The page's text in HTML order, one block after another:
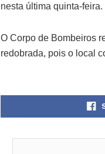
nesta última quinta-feira.
O Corpo de Bombeiros
redobrada, pois o local